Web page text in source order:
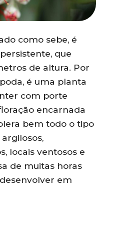
como sebe, é
que
de altura. Por
é uma planta
com porte
encarnada
bem todo o tipo
locais ventosos e
de muitas horas
em